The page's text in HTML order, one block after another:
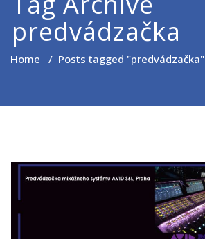
predvádzačka
Home / Posts tagged "predvádzačka"